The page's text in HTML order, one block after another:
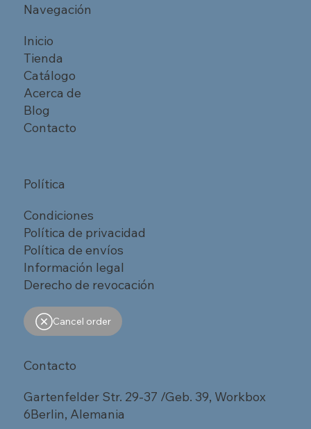
Navegación
Inicio
Tienda
Catálogo
Acerca de
Blog
Contacto
Política
Condiciones
Política de privacidad
Política de envíos
Información legal
Derecho de revocación
Cancel order
Contacto
Gartenfelder Str. 29-37 /Geb. 39, Workbox
6Berlin, Alemania